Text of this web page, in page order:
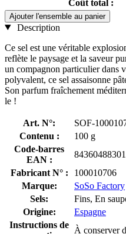
Coût total :
Ajouter l'ensemble au panier
Description
Ce sel est une véritable
reflète le paysage et la saveur
un compagnon particulier dans
polyvalent, ce sel assaisonne
Son parfum fraîchement
le !
Art. N°:
SOF-
Contenu :
100 g
Code-barres
EAN :
Fabricant N° :
100010706
Marque:
SoSo Factory
Sels:
Fins, En
Origine:
Espagne
Instructions de
À conserver